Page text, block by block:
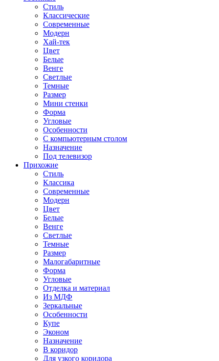
Стиль
Классические
Современные
Модерн
Хай-тек
Цвет
Белые
Венге
Светлые
Темные
Размер
Мини стенки
Форма
Угловые
Особенности
С компьютерным столом
Назначение
Под телевизор
Прихожие
Стиль
Классика
Современные
Модерн
Цвет
Белые
Венге
Светлые
Темные
Размер
Малогабаритные
Форма
Угловые
Отделка и материал
Из МДФ
Зеркальные
Особенности
Купе
Эконом
Назначение
В коридор
Для узкого коридора